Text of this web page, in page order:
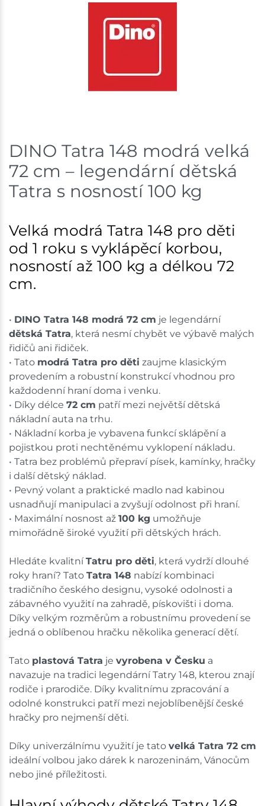
DINO Tatra 148 modrá velká
72 cm – legendární dětská
Tatra s nosností 100 kg
Velká modrá Tatra 148 pro děti
od 1 roku s vyklápěcí korbou,
nosností až 100 kg a délkou 72
cm.
• DINO Tatra 148 modrá 72 cm je legendární
dětská Tatra, která nesmí chybět ve výbavě malých
řidičů ani řidiček.
• Tato modrá Tatra pro děti zaujme klasickým
provedením a robustní konstrukcí vhodnou pro
každodenní hraní doma i venku.
• Díky délce 72 cm patří mezi největší dětská
nákladní auta na trhu.
• Nákladní korba je vybavena funkcí sklápění a
pojistkou proti nechtěnému vyklopení nákladu.
• Tatra bez problémů přepraví písek, kamínky, hračky
i další dětský náklad.
• Pevný volant a praktické madlo nad kabinou
usnadňují manipulaci a zvyšují odolnost při hraní.
• Maximální nosnost až 100 kg umožňuje
mimořádně široké využití při dětských hrách.
Hledáte kvalitníTatru pro děti, která vydrží dlouhé
roky hraní? Tato Tatra 148 nabízí kombinaci
tradičního českého designu, vysoké odolnosti a
zábavného využití na zahradě, pískovišti i doma.
Díky velkým rozměrům a robustnímu provedení se
jedná o oblíbenou hračku několika generací dětí.
Tato plastová Tatra je vyrobena v Česku a
navazuje na tradici legendární Tatry 148, kterou znají
rodiče i prarodiče. Díky kvalitnímu zpracování a
odolné konstrukci patří mezi nejoblíbenější české
hračky pro nejmenší děti.
Díky univerzálnímu využití je tato velká Tatra 72 cm
ideální volbou jako dárek k narozeninám, Vánocům
nebo jiné příležitosti.